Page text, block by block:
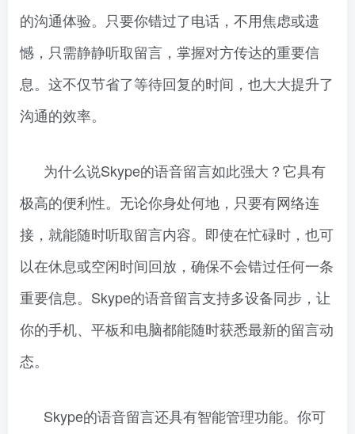
的沟通体验。只要你错过了电话，不用焦虑或遗
憾，只需静静听取留言，掌握对方传达的重要信
息。这不仅节省了等待回复的时间，也大大提升了
沟通的效率。
为什么说Skype的语音留言如此强大？它具有
极高的便利性。无论你身处何地，只要有网络连
接，就能随时听取留言内容。即使在忙碌时，也可
以在休息或空闲时间回放，确保不会错过任何一条
重要信息。Skype的语音留言支持多设备同步，让
你的手机、平板和电脑都能随时获悉最新的留言动
态。
Skype的语音留言还具有智能管理功能。你可